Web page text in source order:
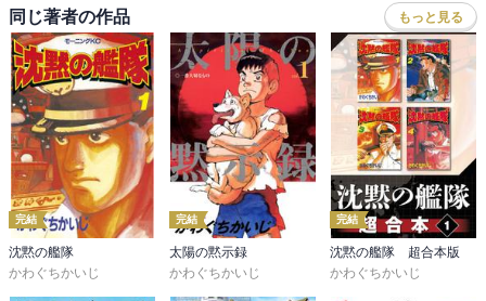
同じ著者の作品 もっと見る
完結
沈黙の艦隊
かわぐちかいじ
完結
太陽の黙示録
かわぐちかいじ
完結
沈黙の艦隊 超合本版
かわぐちかいじ